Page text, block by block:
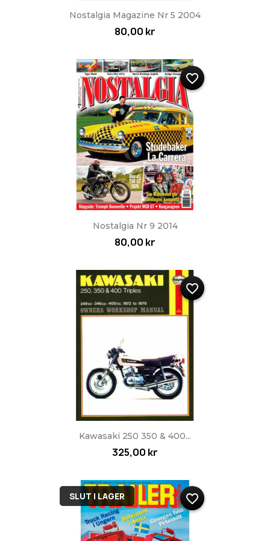
Nostalgia Magazine Nr 5 2004
80,00 kr
Nostalgia Nr 9 2014
80,00 kr
favorite_border
Kawasaki 250 350 & 400...
325,00 kr
favorite_border
SLUT I LAGER favorite_border